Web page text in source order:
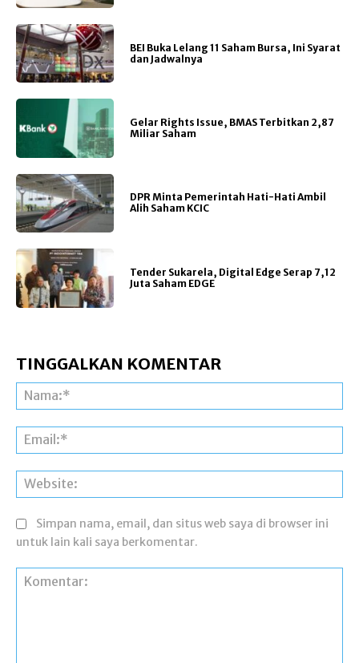
BEI Buka Lelang 11 Saham Bursa, Ini Syarat
dan Jadwalnya
Gelar Rights Issue, BMAS Terbitkan 2,87
Miliar Saham
DPR Minta Pemerintah Hati-Hati Ambil
Alih Saham KCIC
Tender Sukarela, Digital Edge Serap 7,12
Juta Saham EDGE
TINGGALKAN KOMENTAR
Simpan nama, email, dan situs web saya di browser ini
untuk lain kali saya berkomentar.